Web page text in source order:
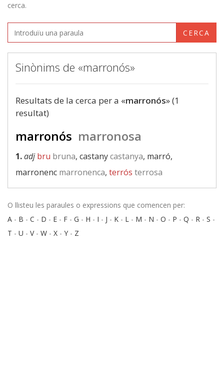
cerca.
CERCA
Sinònims de «marronós»
Resultats de la cerca per a «marronós» (1
resultat)
marronós marronosa
1.adj bru bruna, castanycastanya, marró,
marronenc marronenca, terrós terrosa
O llisteu les paraules o expressions que comencen per:
A - B - C - D - E - F - G - H - I - J - K - L - M - N - O - P - Q - R - S -
T - U - V- W - X - Y - Z